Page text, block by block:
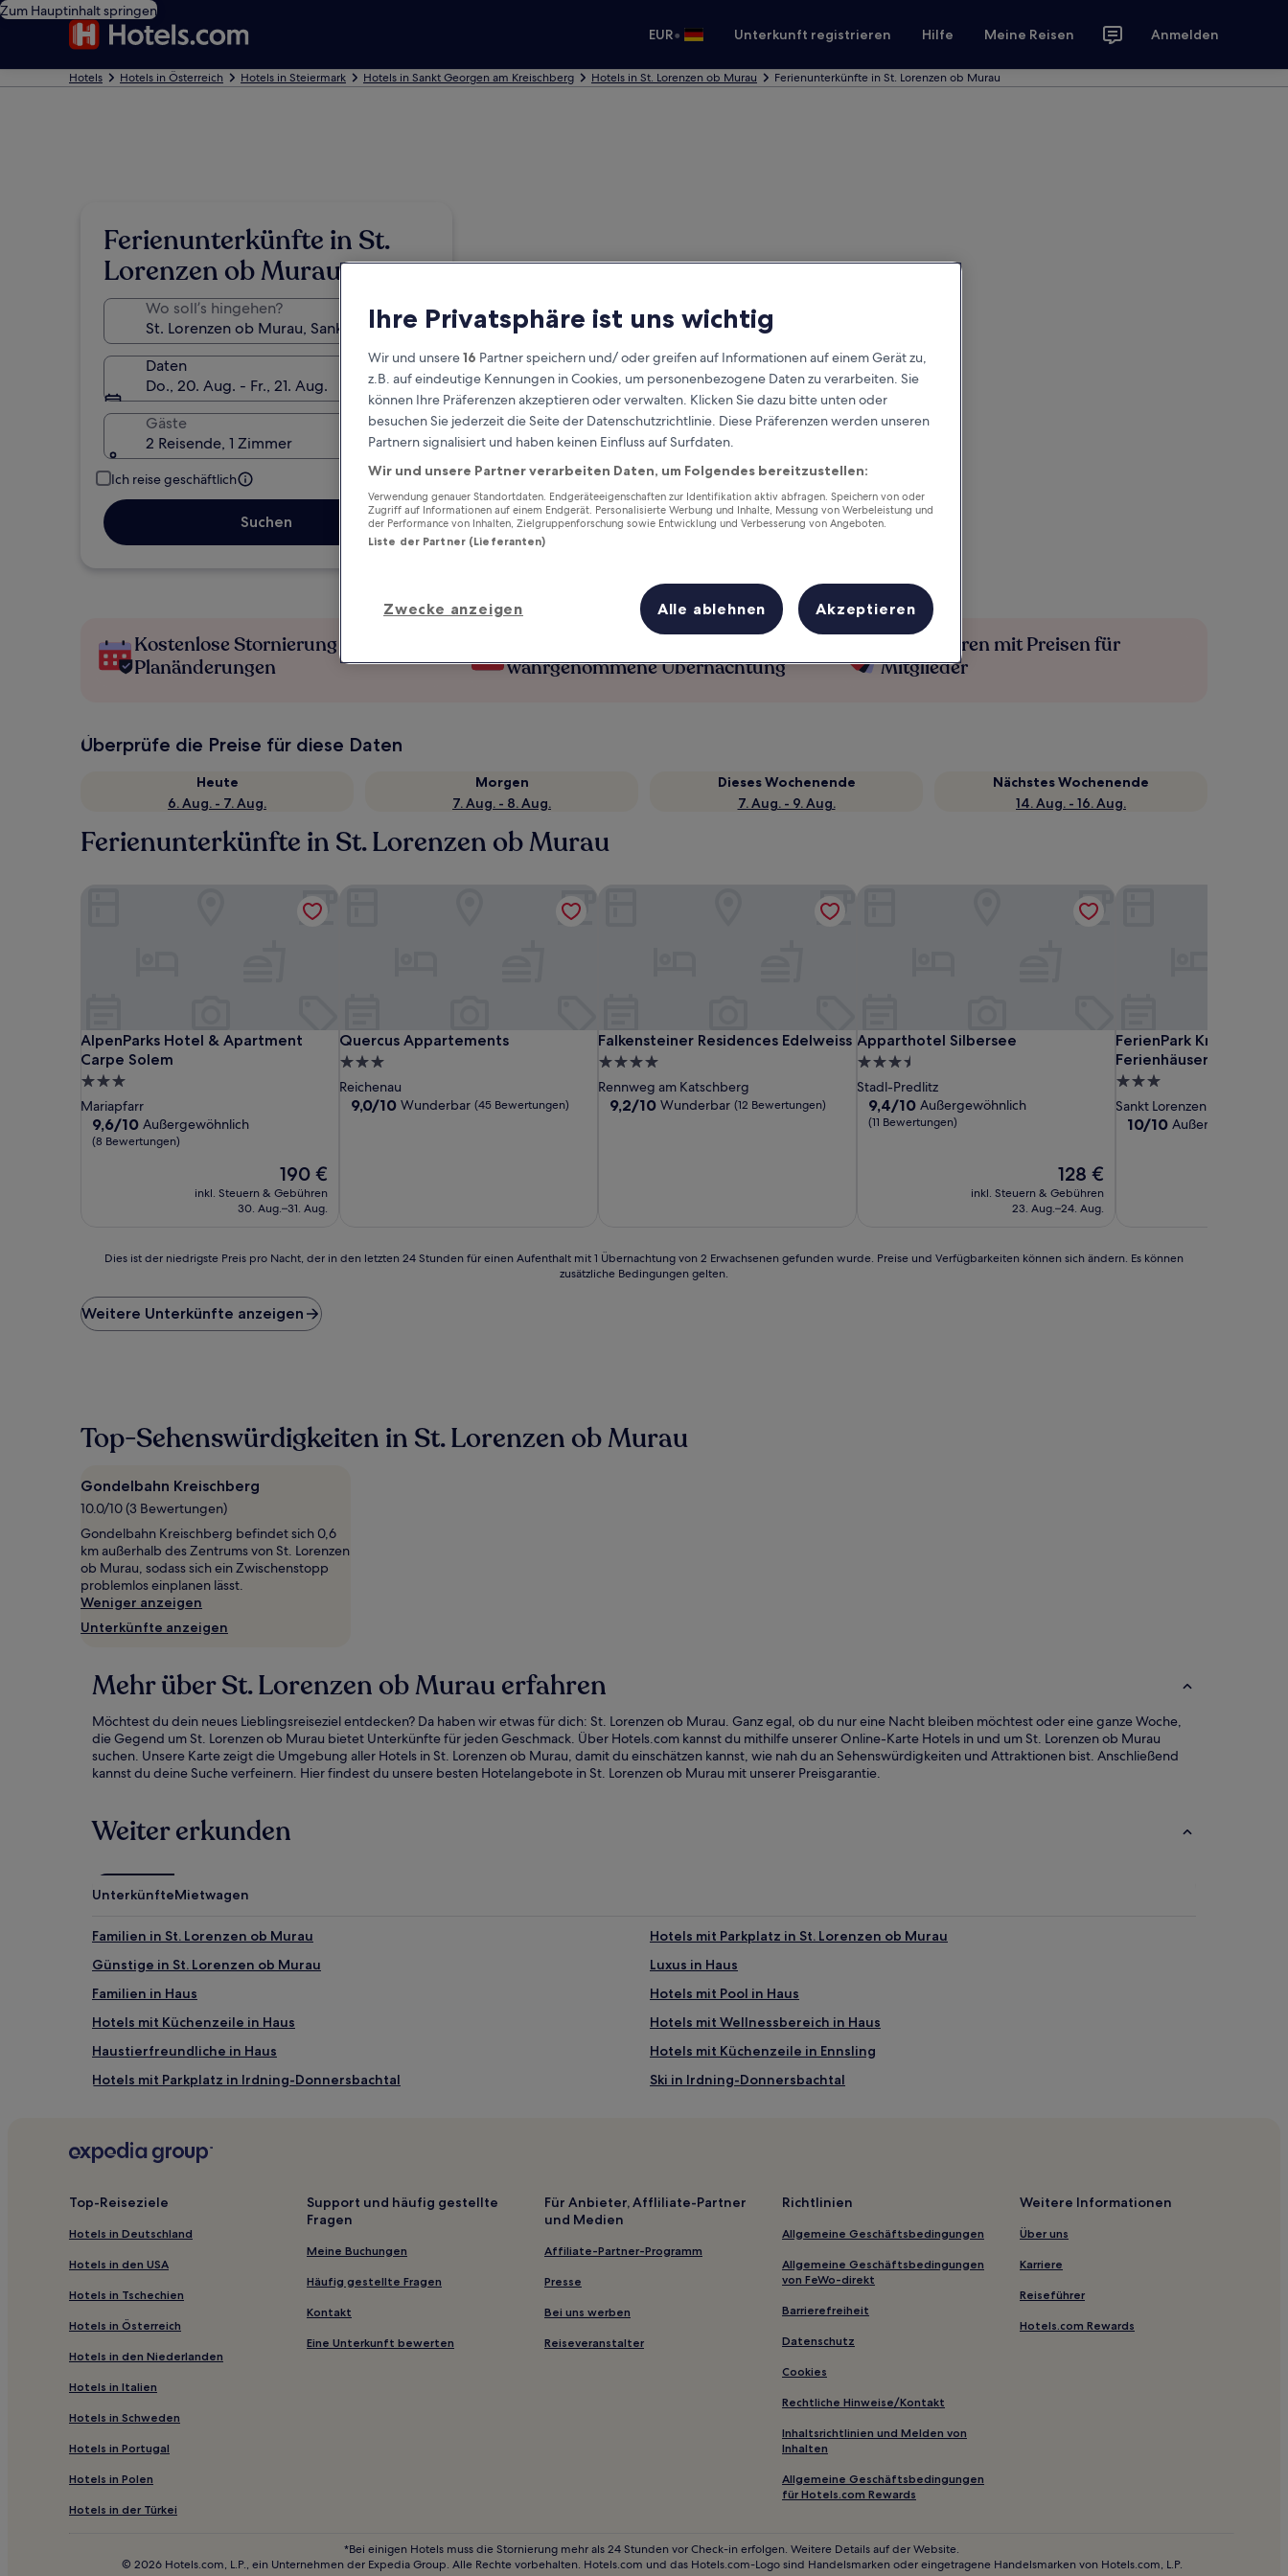
Zum Hauptinhalt springen
EUR• Unterkunft registrieren Hilfe Meine Reisen Anmelden
Hotels Hotels in Österreich Hotels in Steiermark Hotels in Sankt Georgen am Kreischberg Hotels in St. Lorenzen ob Murau Ferienunterkünfte in St. Lorenzen ob Murau
Ferienunterkünfte in St.
Lorenzen ob Murau
Wo soll’s hingehen?
Daten
Do., 20. Aug. - Fr., 21. Aug.
Gäste
2 Reisende, 1 Zimmer
Ich reise geschäftlich
Suchen
Kostenlose Stornierung bei
Planänderungen
wahrgenommene Übernachtung
Mehr sparen mit Preisen für
Mitglieder
Überprüfe die Preise für diese Daten
Heute
6. Aug. - 7. Aug.
Morgen
7. Aug. - 8. Aug.
Dieses Wochenende
7. Aug. - 9. Aug.
Nächstes Wochenende
14. Aug. - 16. Aug.
Ferienunterkünfte in St. Lorenzen ob Murau
AlpenParks Hotel & Apartment
Carpe Solem
AlpenParks Hotel & Apartment Carpe Solem
3.0-
Sterne-
Unterkunft
Mariapfarr
9.6
von
9,6/10 Außergewöhnlich
(8 Bewertungen)
Der
Preis
beträgt
190 €
inkl. Steuern & Gebühren
30. Aug.–31. Aug.
AlpenParks Hotel & Apartment Carpe Solem
Quercus Appartements
Quercus Appartements
3.0-
Sterne-
Unterkunft
Reichenau
9.0
9,0/10 Wunderbar (45 Bewertungen)
Falkensteiner Residences Edelweiss
Falkensteiner Residences Edelweiss
4.0-
Sterne-
Unterkunft
Rennweg am Katschberg
9.2
9,2/10 Wunderbar (12 Bewertungen)
Falkensteiner Residences Edelweiss
Apparthotel Silbersee
Apparthotel Silbersee
3.5-
Sterne-
Unterkunft
Stadl-Predlitz
9.4
von
9,4/10 Außergewöhnlich
(11 Bewertungen)
Der
Preis
beträgt
128 €
inkl. Steuern & Gebühren
23. Aug.–24. Aug.
FerienPark Kreischberg
Ferienhäuser by ALPS
FerienPark Kreischberg
3.0-
Sterne-
Unterkunft
Sankt Lorenzen ob Murau
10.0
10/10 Außergewöhnlich
der
niedrigste
Preis
letzten
24 Stunden
einen
Aufenthalt
mit
1 Übernachtung
von
2 Erwachsenen
gefunden
wurde.
Preise
und
können
sich
können
zusätzliche
Bedingungen
Dies ist der niedrigste Preis pro Nacht, der in den letzten 24 Stunden für einen Aufenthalt mit 1 Übernachtung von 2 Erwachsenen gefunden wurde. Preise und Verfügbarkeiten können sich ändern. Es können
zusätzliche Bedingungen gelten.
Weitere Unterkünfte anzeigen
Top-Sehenswürdigkeiten in St. Lorenzen ob Murau
Gondelbahn Kreischberg
10.0/10 (3 Bewertungen)
Gondelbahn Kreischberg befindet sich 0,6
km außerhalb des Zentrums von St. Lorenzen
ob Murau, sodass sich ein Zwischenstopp
problemlos einplanen lässt.
Weniger anzeigen
Unterkünfte anzeigen
Mehr über St. Lorenzen ob Murau erfahren
Möchtest du dein neues Lieblingsreiseziel entdecken? Da haben wir etwas für dich: St. Lorenzen ob Murau. Ganz egal, ob du nur eine Nacht bleiben möchtest oder eine ganze Woche,
die Gegend um St. Lorenzen ob Murau bietet Unterkünfte für jeden Geschmack. Über Hotels.com kannst du mithilfe unserer Online-Karte Hotels in und um St. Lorenzen ob Murau
suchen. Unsere Karte zeigt die Umgebung aller Hotels in St. Lorenzen ob Murau, damit du einschätzen kannst, wie nah du an Sehenswürdigkeiten und Attraktionen bist. Anschließend
kannst du deine Suche verfeinern. Hier findest du unsere besten Hotelangebote in St. Lorenzen ob Murau mit unserer Preisgarantie.
Weiter erkunden
UnterkünfteMietwagen
Familien in St. Lorenzen ob Murau
Hotels mit Parkplatz in St. Lorenzen ob Murau
Günstige in St. Lorenzen ob Murau
Luxus in Haus
Familien in Haus
Hotels mit Pool in Haus
Hotels mit Küchenzeile in Haus
Hotels mit Wellnessbereich in Haus
Haustierfreundliche in Haus
Hotels mit Küchenzeile in Ennsling
Hotels mit Parkplatz in Irdning-Donnersbachtal
Ski in Irdning-Donnersbachtal
Günstige in Murau
Hotels mit Parkplatz in Turracher Höhe
Günstige in Turracher Höhe
Hotels mit Küchenzeile in Turracher Höhe
Hotels mit Parkplatz in Sankt Georgen ob Murau
Hotels mit Parkplatz in Haus im Ennstal
Hotels nahe 6-Sesselbahn Orange Sixpack
Hotels nahe Skigebiet Hauser Kaibling
Hotels nahe Lachtal 6er-Bahn
Hotels nahe Skigebiet Kreischberg
Haus im Ennstal Hotels
Sölk Hotels
Bezirk Murau: Hotels
Feistritz am Kammersberg Hotels
Hotels nahe Krispenbahn
Hotels nahe Sessellift Rosenkranz
Haus Hotels
Top-Reiseziele
Hotels in Deutschland
Hotels in den USA
Hotels in Tschechien
Hotels in Österreich
Hotels in den Niederlanden
Hotels in Italien
Hotels in Schweden
Hotels in Portugal
Hotels in Polen
Hotels in der Türkei
Support und häufig gestellte
Fragen
Meine Buchungen
Häufig gestellte Fragen
Kontakt
Eine Unterkunft bewerten
Für Anbieter, Affliliate-Partner
und Medien
Affiliate-Partner-Programm
Presse
Bei uns werben
Reiseveranstalter
Richtlinien
Allgemeine Geschäftsbedingungen
Allgemeine Geschäftsbedingungen
von FeWo-direkt
Barrierefreiheit
Datenschutz
Cookies
Rechtliche Hinweise/Kontakt
Inhaltsrichtlinien und Melden von
Inhalten
Allgemeine Geschäftsbedingungen
für Hotels.com Rewards
Weitere Informationen
Über uns
Karriere
Reiseführer
Hotels.com Rewards
*Bei einigen Hotels muss die Stornierung mehr als 24 Stunden vor Check-in erfolgen. Weitere Details auf der Website.
© 2026 Hotels.com, L.P., ein Unternehmen der Expedia Group. Alle Rechte vorbehalten. Hotels.com und das Hotels.com-Logo sind Handelsmarken oder eingetragene Handelsmarken von Hotels.com, L.P.
Ihre Privatsphäre ist uns wichtig
Wir und unsere16 Partner speichern und/ oder greifen auf Informationen auf einem Gerät zu,
z.B. auf eindeutige Kennungen in Cookies, um personenbezogene Daten zu verarbeiten. Sie
können Ihre Präferenzen akzeptieren oder verwalten. Klicken Sie dazu bitte unten oder
besuchen Sie jederzeit die Seite der Datenschutzrichtlinie. Diese Präferenzen werden unseren
Partnern signalisiert und haben keinen Einfluss auf Surfdaten.
Wir und unsere Partner verarbeiten Daten, um Folgendes bereitzustellen:
Verwendung genauer Standortdaten. Endgeräteeigenschaften zur Identifikation aktiv abfragen. Speichern von oder
Zugriff auf Informationen auf einem Endgerät. Personalisierte Werbung und Inhalte, Messung von Werbeleistung und
der Performance von Inhalten, Zielgruppenforschung sowie Entwicklung und Verbesserung von Angeboten.
Liste der Partner (Lieferanten)
Zwecke anzeigen Alle ablehnen Akzeptieren